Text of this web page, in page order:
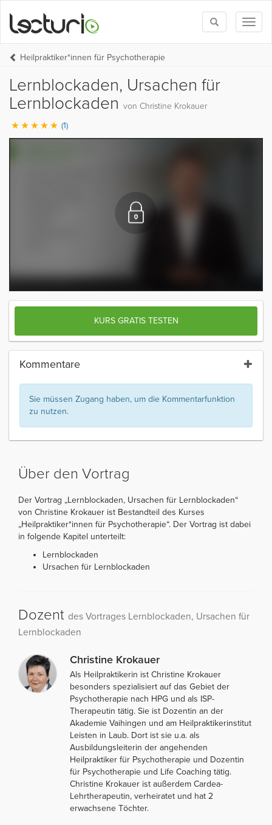
Toggle
search
Heilpraktiker*innen für Psychotherapie
Lernblockaden, Ursachen für
Lernblockaden von Christine Krokauer
(1)
KURS GRATIS TESTEN
Kommentare
Sie müssen Zugang haben, um die Kommentarfunktion
zu nutzen.
Über den Vortrag
Der Vortrag „Lernblockaden, Ursachen für Lernblockaden“
von Christine Krokauer ist Bestandteil des Kurses
„Heilpraktiker*innen für Psychotherapie“. Der Vortrag ist dabei
in folgende Kapitel unterteilt:
Lernblockaden
Ursachen für Lernblockaden
Dozent des Vortrages Lernblockaden, Ursachen für
Lernblockaden
Christine Krokauer
Als Heilpraktikerin ist Christine Krokauer
besonders spezialisiert auf das Gebiet der
Psychotherapie nach HPG und als ISP-
Therapeutin tätig. Sie ist Dozentin an der
Akademie Vaihingen und am Heilpraktikerinstitut
Leisten in Laub. Dort ist sie u.a. als
Ausbildungsleiterin der angehenden
Heilpraktiker für Psychotherapie und Dozentin
für Psychotherapie und Life Coaching tätig.
Christine Krokauer ist außerdem Cardea-
Lehrtherapeutin, verheiratet und hat 2
erwachsene Töchter.